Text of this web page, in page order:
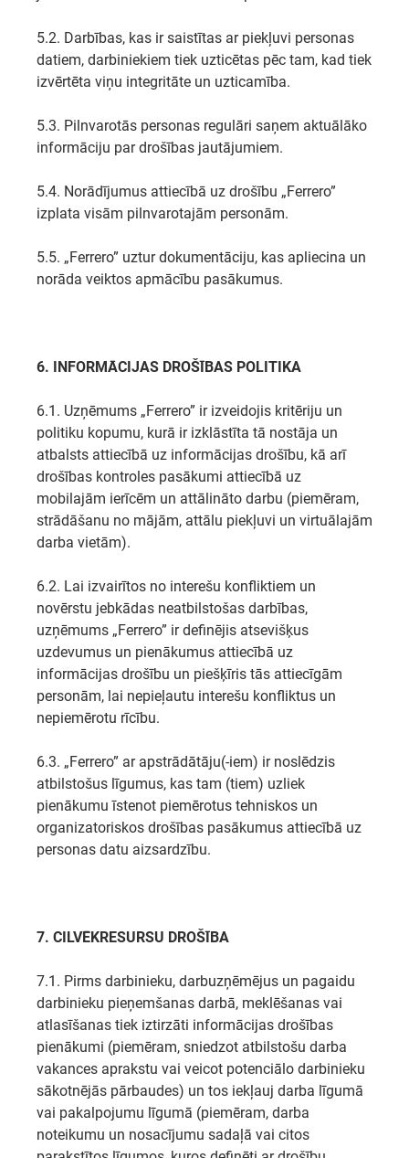
5.2. Darbības, kas ir saistītas ar piekļuvi personas
datiem, darbiniekiem tiek uzticētas pēc tam, kad tiek
izvērtēta viņu integritāte un uzticamība.
5.3. Pilnvarotās personas regulāri saņem aktuālāko
informāciju par drošības jautājumiem.
5.4. Norādījumus attiecībā uz drošību „Ferrero”
izplata visām pilnvarotajām personām.
5.5. „Ferrero” uztur dokumentāciju, kas apliecina un
norāda veiktos apmācību pasākumus.
6. INFORMĀCIJAS DROŠĪBAS POLITIKA
6.1. Uzņēmums „Ferrero” ir izveidojis kritēriju un
politiku kopumu, kurā ir izklāstīta tā nostāja un
atbalsts attiecībā uz informācijas drošību, kā arī
drošības kontroles pasākumi attiecībā uz
mobilajām ierīcēm un attālināto darbu (piemēram,
strādāšanu no mājām, attālu piekļuvi un virtuālajām
darba vietām).
6.2. Lai izvairītos no interešu konfliktiem un
novērstu jebkādas neatbilstošas darbības,
uzņēmums „Ferrero” ir definējis atsevišķus
uzdevumus un pienākumus attiecībā uz
informācijas drošību un piešķīris tās attiecīgām
personām, lai nepieļautu interešu konfliktus un
nepiemērotu rīcību.
6.3. „Ferrero” ar apstrādātāju(-iem) ir noslēdzis
atbilstošus līgumus, kas tam (tiem) uzliek
pienākumu īstenot piemērotus tehniskos un
organizatoriskos drošības pasākumus attiecībā uz
personas datu aizsardzību.
7. CILVĒKRESURSU DROŠĪBA
7.1. Pirms darbinieku, darbuzņēmējus un pagaidu
darbinieku pieņemšanas darbā, meklēšanas vai
atlasīšanas tiek iztirzāti informācijas drošības
pienākumi (piemēram, sniedzot atbilstošu darba
vakances aprakstu vai veicot potenciālo darbinieku
sākotnējās pārbaudes) un tos iekļauj darba līgumā
vai pakalpojumu līgumā (piemēram, darba
noteikumu un nosacījumu sadaļā vai citos